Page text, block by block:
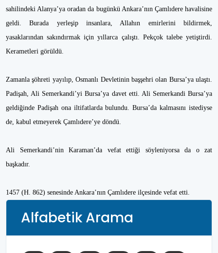
sahilindeki Alanya’ya oradan da bugünkü Ankara’nın Çamlıdere havalisine
geldi. Burada yerleşip insanlara, Allahın emirlerini bildirmek,
yasaklarından sakındırmak için yıllarca çalıştı. Pekçok talebe yetiştirdi.
Kerametleri görüldü.
Zamanla şöhreti yayılıp, Osmanlı Devletinin başşehri olan Bursa’ya ulaştı.
Padişah, Ali Semerkandi’yi Bursa’ya davet etti. Ali Semerkandi Bursa’ya
geldiğinde Padişah ona iltifatlarda bulundu. Bursa’da kalmasını istediyse
de, kabul etmeyerek Çamlıdere’ye döndü.
Ali Semerkandi’nin Karaman’da vefat ettiği söyleniyorsa da o zat
başkadır.
1457 (H. 862) senesinde Ankara’nın Çamlıdere ilçesinde vefat etti.
Alfabetik Arama